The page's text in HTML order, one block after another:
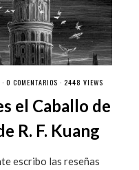
·0 COMENTARIOS · 2448 VIEWS
el Caballo de
R. F. Kuang
escribo las reseñas